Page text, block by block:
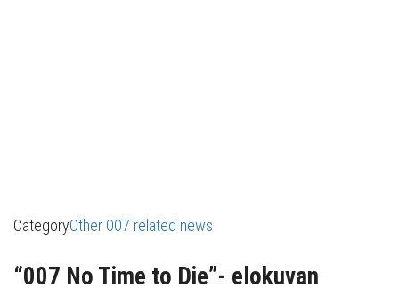
CategoryOther 007 related news
“007 No Time to Die”- elokuvan